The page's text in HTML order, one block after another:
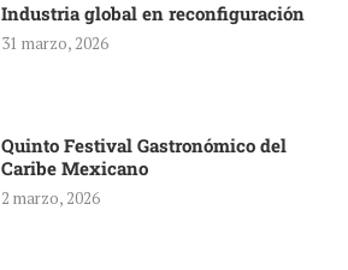
Industria global en reconfiguración
31 marzo, 2026
Quinto Festival Gastronómico del
Caribe Mexicano
2 marzo, 2026